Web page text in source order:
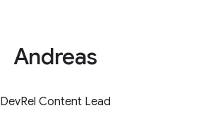
Andreas
DevRel Content Lead